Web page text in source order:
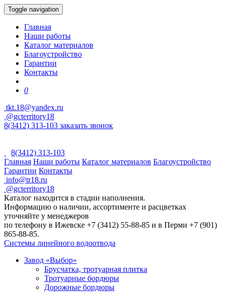
Toggle navigation
Главная
Наши работы
Каталог материалов
Благоустройство
Гарантии
Контакты
0
tkt.18@yandex.ru
@gcterritory18
8(3412) 313-103 заказать звонок
8(3412) 313-103
Главная Наши работы Каталог материалов Благоустройство
Гарантии Контакты
info@tr18.ru
@gcterritory18
Каталог находится в стадии наполнения.
Информацию о наличии, ассортименте и расцветках
уточняйте у менеджеров
по телефону в Ижевске +7 (3412) 55-88-85 и в Перми +7 (901)
865-88-85.
Системы линейного водоотвода
Завод «Выбор»
Брусчатка, тротуарная плитка
Тротуарные бордюры
Дорожные бордюры